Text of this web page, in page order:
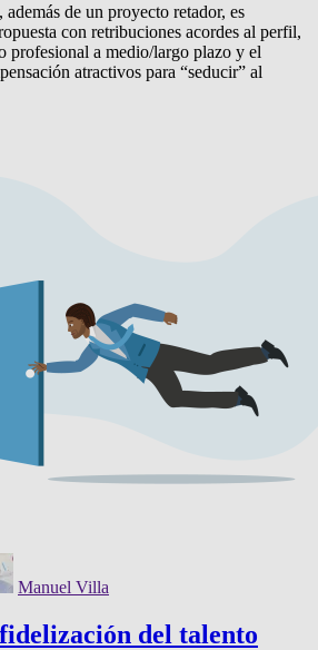
de un proyecto retador, es
con retribuciones acordes al perfil,
profesional a medio/largo plazo y el
atractivos para “seducir” al
Manuel Villa
del talento